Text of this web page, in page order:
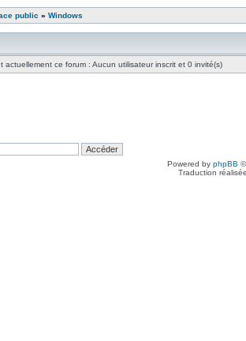
public » Windows
actuellement ce forum : Aucun utilisateur inscrit et 0 invité(s)
Powered by phpBB
Traduction